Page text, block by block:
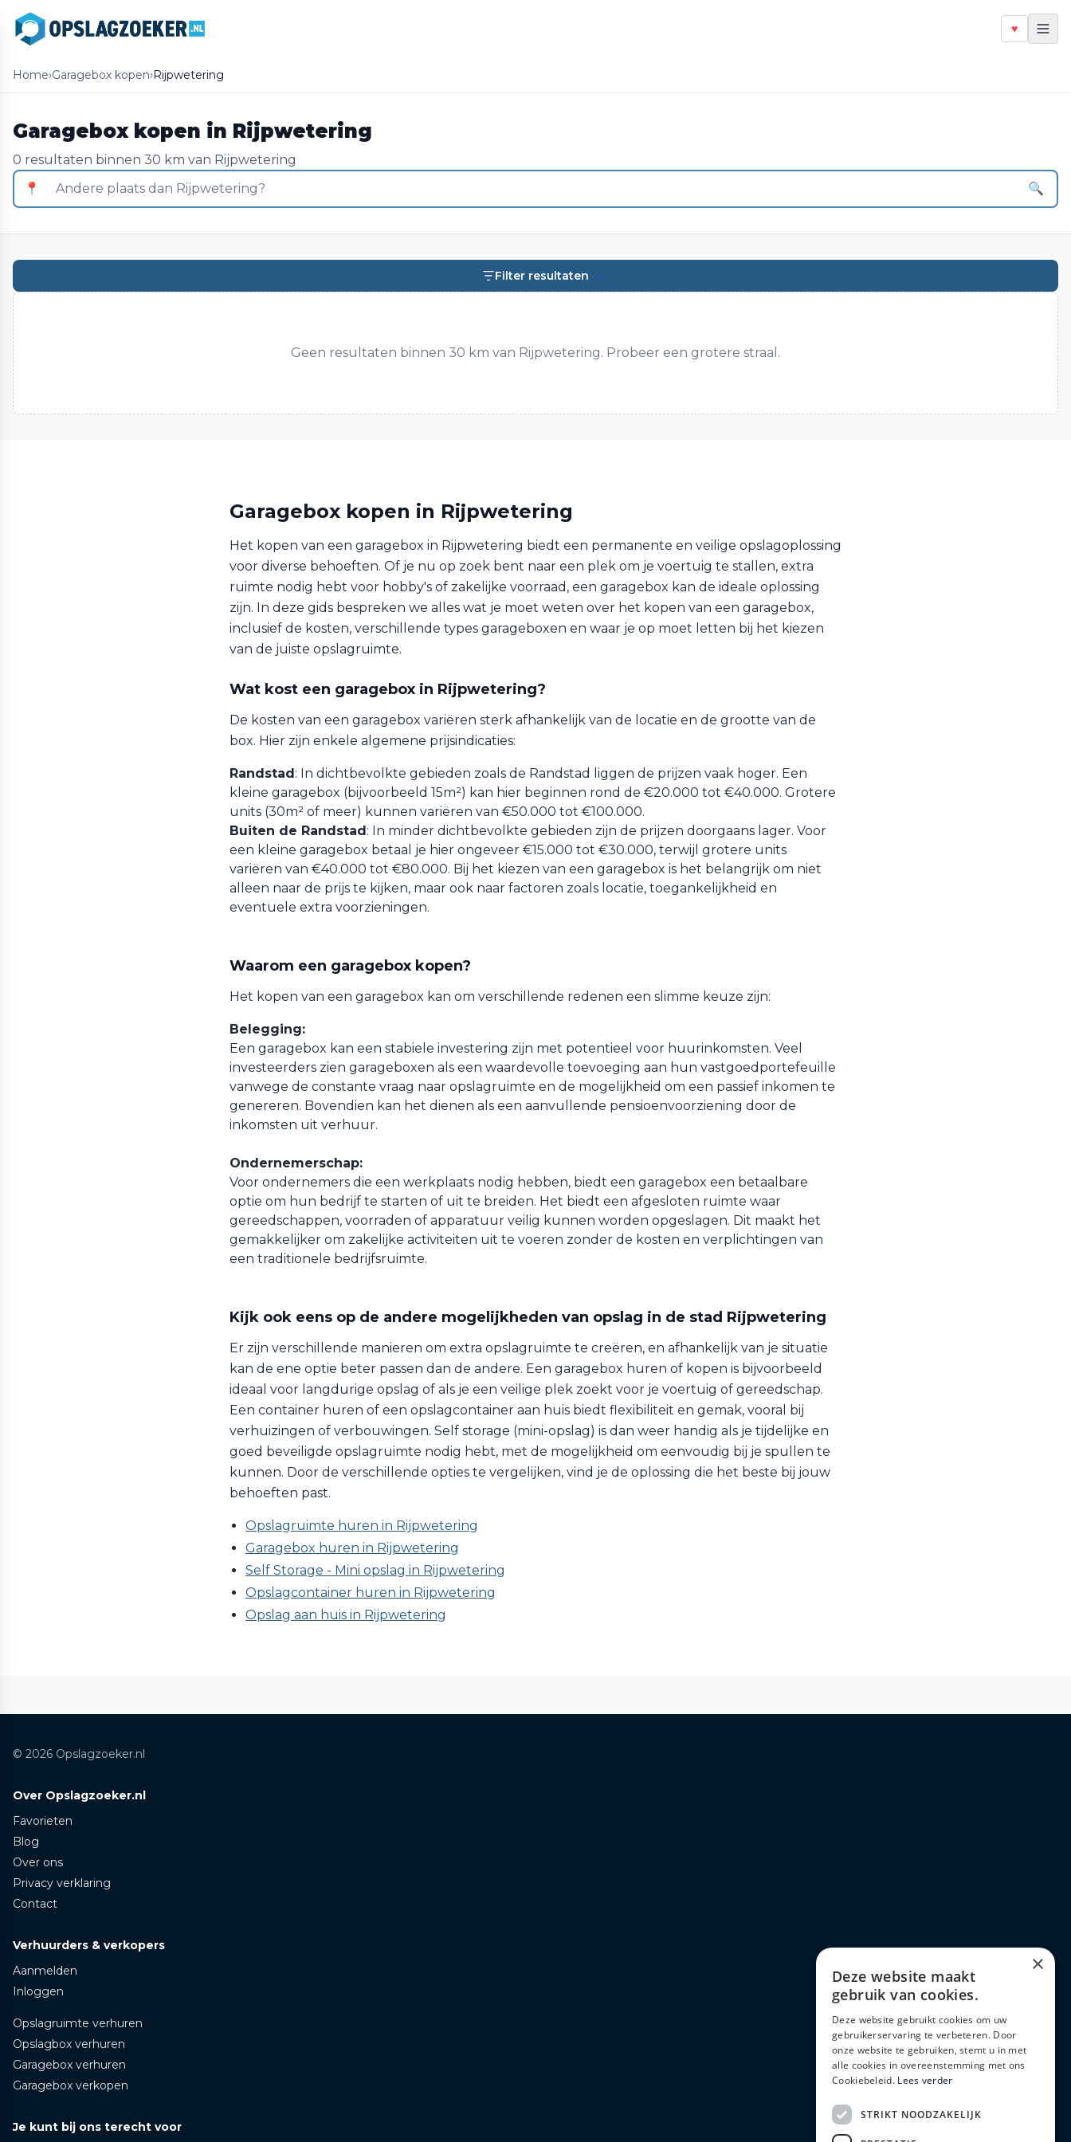
♥
Home›Garagebox kopen›Rijpwetering
Garagebox kopen in Rijpwetering
0 resultaten binnen 30 km van Rijpwetering
📍
🔍
Filter resultaten
Geen resultaten binnen 30 km van Rijpwetering. Probeer een grotere straal.
Garagebox kopen in Rijpwetering
Het kopen van een garagebox in Rijpwetering biedt een permanente en veilige opslagoplossing
voor diverse behoeften. Of je nu op zoek bent naar een plek om je voertuig te stallen, extra
ruimte nodig hebt voor hobby's of zakelijke voorraad, een garagebox kan de ideale oplossing
zijn. In deze gids bespreken we alles wat je moet weten over het kopen van een garagebox,
inclusief de kosten, verschillende types garageboxen en waar je op moet letten bij het kiezen
van de juiste opslagruimte.
Wat kost een garagebox in Rijpwetering?
De kosten van een garagebox variëren sterk afhankelijk van de locatie en de grootte van de
box. Hier zijn enkele algemene prijsindicaties:
Randstad: In dichtbevolkte gebieden zoals de Randstad liggen de prijzen vaak hoger. Een
kleine garagebox (bijvoorbeeld 15m²) kan hier beginnen rond de €20.000 tot €40.000. Grotere
units (30m² of meer) kunnen variëren van €50.000 tot €100.000.
Buiten de Randstad: In minder dichtbevolkte gebieden zijn de prijzen doorgaans lager. Voor
een kleine garagebox betaal je hier ongeveer €15.000 tot €30.000, terwijl grotere units
variëren van €40.000 tot €80.000. Bij het kiezen van een garagebox is het belangrijk om niet
alleen naar de prijs te kijken, maar ook naar factoren zoals locatie, toegankelijkheid en
eventuele extra voorzieningen.
Waarom een garagebox kopen?
Het kopen van een garagebox kan om verschillende redenen een slimme keuze zijn:
Belegging:
Een garagebox kan een stabiele investering zijn met potentieel voor huurinkomsten. Veel
investeerders zien garageboxen als een waardevolle toevoeging aan hun vastgoedportefeuille
vanwege de constante vraag naar opslagruimte en de mogelijkheid om een passief inkomen te
genereren. Bovendien kan het dienen als een aanvullende pensioenvoorziening door de
inkomsten uit verhuur.
Ondernemerschap:
Voor ondernemers die een werkplaats nodig hebben, biedt een garagebox een betaalbare
optie om hun bedrijf te starten of uit te breiden. Het biedt een afgesloten ruimte waar
gereedschappen, voorraden of apparatuur veilig kunnen worden opgeslagen. Dit maakt het
gemakkelijker om zakelijke activiteiten uit te voeren zonder de kosten en verplichtingen van
een traditionele bedrijfsruimte.
Kijk ook eens op de andere mogelijkheden van opslag in de stad Rijpwetering
Er zijn verschillende manieren om extra opslagruimte te creëren, en afhankelijk van je situatie
kan de ene optie beter passen dan de andere. Een garagebox huren of kopen is bijvoorbeeld
ideaal voor langdurige opslag of als je een veilige plek zoekt voor je voertuig of gereedschap.
Een container huren of een opslagcontainer aan huis biedt flexibiliteit en gemak, vooral bij
verhuizingen of verbouwingen. Self storage (mini-opslag) is dan weer handig als je tijdelijke en
goed beveiligde opslagruimte nodig hebt, met de mogelijkheid om eenvoudig bij je spullen te
kunnen. Door de verschillende opties te vergelijken, vind je de oplossing die het beste bij jouw
behoeften past.
Opslagruimte huren in Rijpwetering
Garagebox huren in Rijpwetering
Self Storage - Mini opslag in Rijpwetering
Opslagcontainer huren in Rijpwetering
Opslag aan huis in Rijpwetering
© 2026 Opslagzoeker.nl
Over Opslagzoeker.nl
Favorieten
Blog
Over ons
Privacy verklaring
Contact
Verhuurders & verkopers
Aanmelden
Inloggen
Opslagruimte verhuren
Opslagbox verhuren
Garagebox verhuren
Garagebox verkopen
Je kunt bij ons terecht voor
×
Deze website maakt
gebruik van cookies.
Deze website gebruikt cookies om uw
gebruikerservaring te verbeteren. Door
onze website te gebruiken, stemt u in met
alle cookies in overeenstemming met ons
Cookiebeleid. Lees verder
STRIKT NOODZAKELIJK